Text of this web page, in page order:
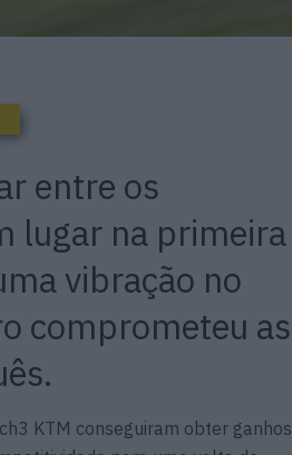
entre os
lugar na primeira
vibração no
comprometeu as
KTM conseguiram obter ganhos